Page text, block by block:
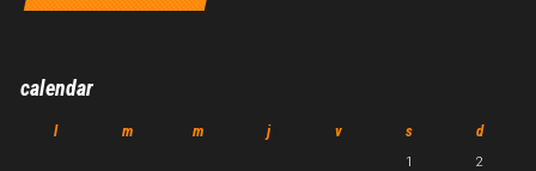
calendar
l m m j v s d
1
2